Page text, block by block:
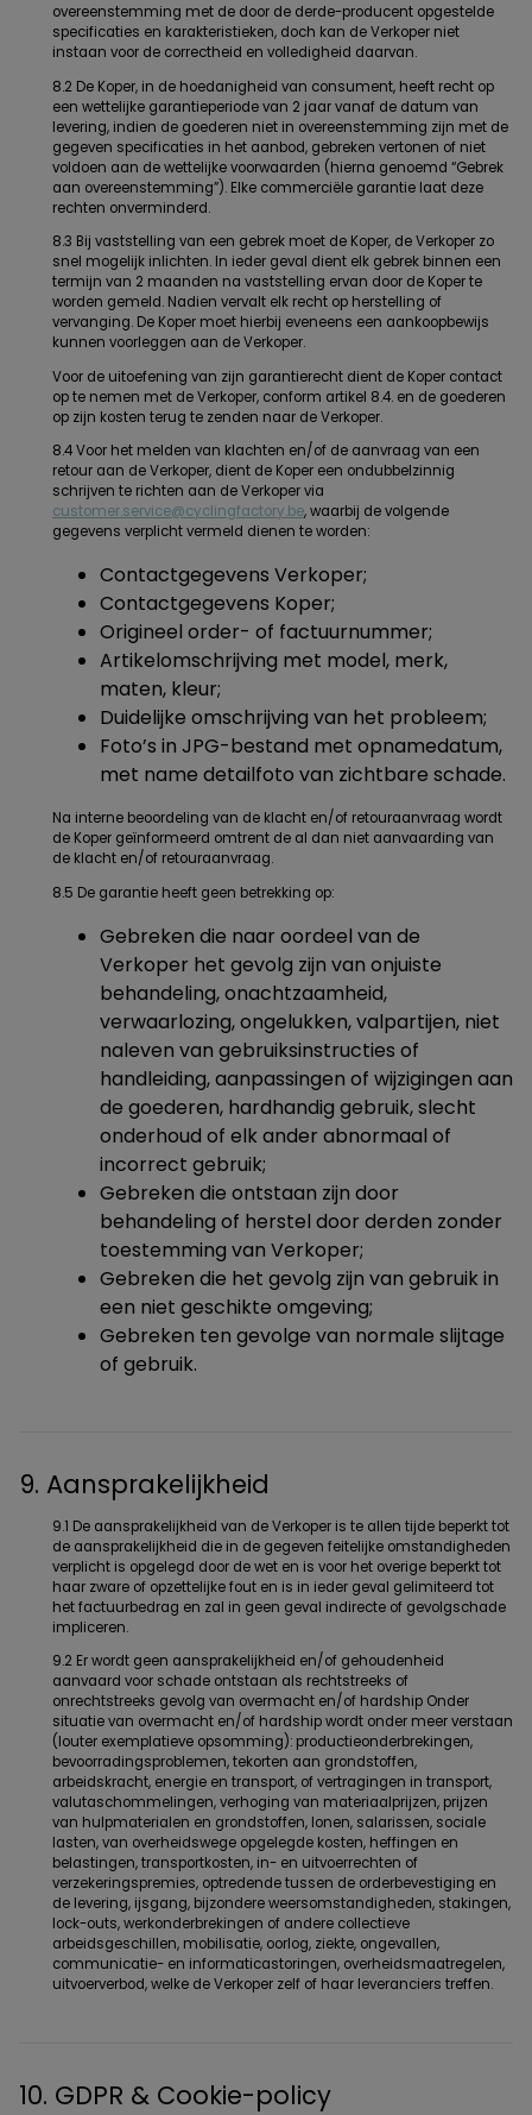
overeenstemming met de door de derde-producent opgestelde
specificaties en karakteristieken, doch kan de Verkoper niet
instaan voor de correctheid en volledigheid daarvan.
8.2 De Koper, in de hoedanigheid van consument, heeft recht op
een wettelijke garantieperiode van 2 jaar vanaf de datum van
levering, indien de goederen niet in overeenstemming zijn met de
gegeven specificaties in het aanbod, gebreken vertonen of niet
voldoen aan de wettelijke voorwaarden (hierna genoemd “Gebrek
aan overeenstemming”). Elke commerciële garantie laat deze
rechten onverminderd.
8.3 Bij vaststelling van een gebrek moet de Koper, de Verkoper zo
snel mogelijk inlichten. In ieder geval dient elk gebrek binnen een
termijn van 2 maanden na vaststelling ervan door de Koper te
worden gemeld. Nadien vervalt elk recht op herstelling of
vervanging. De Koper moet hierbij eveneens een aankoopbewijs
kunnen voorleggen aan de Verkoper.
Voor de uitoefening van zijn garantierecht dient de Koper contact
op te nemen met de Verkoper, conform artikel 8.4. en de goederen
op zijn kosten terug te zenden naar de Verkoper.
8.4 Voor het melden van klachten en/of de aanvraag van een
retour aan de Verkoper, dient de Koper een ondubbelzinnig
schrijven te richten aan de Verkoper via
customer.service@cyclingfactory.be, waarbij de volgende
gegevens verplicht vermeld dienen te worden:
Contactgegevens Verkoper;
Contactgegevens Koper;
Origineel order- of factuurnummer;
Artikelomschrijving met model, merk,
maten, kleur;
Duidelijke omschrijving van het probleem;
Foto’s in JPG-bestand met opnamedatum,
met name detailfoto van zichtbare schade.
Na interne beoordeling van de klacht en/of retouraanvraag wordt
de Koper geïnformeerd omtrent de al dan niet aanvaarding van
de klacht en/of retouraanvraag.
8.5 De garantie heeft geen betrekking op:
Gebreken die naar oordeel van de
Verkoper het gevolg zijn van onjuiste
behandeling, onachtzaamheid,
verwaarlozing, ongelukken, valpartijen, niet
naleven van gebruiksinstructies of
handleiding, aanpassingen of wijzigingen aan
de goederen, hardhandig gebruik, slecht
onderhoud of elk ander abnormaal of
incorrect gebruik;
Gebreken die ontstaan zijn door
behandeling of herstel door derden zonder
toestemming van Verkoper;
Gebreken die het gevolg zijn van gebruik in
een niet geschikte omgeving;
Gebreken ten gevolge van normale slijtage
of gebruik.
9. Aansprakelijkheid
9.1 De aansprakelijkheid van de Verkoper is te allen tijde beperkt tot
de aansprakelijkheid die in de gegeven feitelijke omstandigheden
verplicht is opgelegd door de wet en is voor het overige beperkt tot
haar zware of opzettelijke fout en is in ieder geval gelimiteerd tot
het factuurbedrag en zal in geen geval indirecte of gevolgschade
impliceren.
9.2 Er wordt geen aansprakelijkheid en/of gehoudenheid
aanvaard voor schade ontstaan als rechtstreeks of
onrechtstreeks gevolg van overmacht en/of hardship Onder
situatie van overmacht en/of hardship wordt onder meer verstaan
(louter exemplatieve opsomming): productieonderbrekingen,
bevoorradingsproblemen, tekorten aan grondstoffen,
arbeidskracht, energie en transport, of vertragingen in transport,
valutaschommelingen, verhoging van materiaalprijzen, prijzen
van hulpmaterialen en grondstoffen, lonen, salarissen, sociale
lasten, van overheidswege opgelegde kosten, heffingen en
belastingen, transportkosten, in- en uitvoerrechten of
verzekeringspremies, optredende tussen de orderbevestiging en
de levering, ijsgang, bijzondere weersomstandigheden, stakingen,
lock-outs, werkonderbrekingen of andere collectieve
arbeidsgeschillen, mobilisatie, oorlog, ziekte, ongevallen,
communicatie- en informaticastoringen, overheidsmaatregelen,
uitvoerverbod, welke de Verkoper zelf of haar leveranciers treffen.
10. GDPR & Cookie-policy